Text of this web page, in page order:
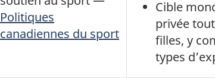
Politiques
canadiennes du sport
Cible
privée
filles, y
types